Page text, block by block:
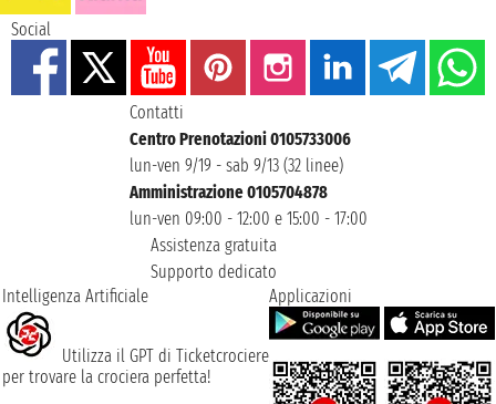
Social
Contatti
Centro Prenotazioni 0105733006
lun-ven 9/19 - sab 9/13 (32 linee)
Amministrazione 0105704878
lun-ven 09:00 - 12:00 e 15:00 - 17:00
Assistenza gratuita
Supporto dedicato
Intelligenza Artificiale
Utilizza il GPT di Ticketcrociere
per trovare la crociera perfetta!
Applicazioni